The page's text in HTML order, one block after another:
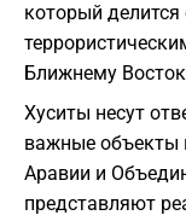
который
Ближнему
Хуситы несут
важные объекты
Аравии и
представляют